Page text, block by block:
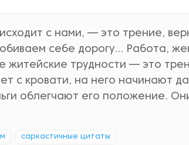
с нами, — это трение,
себе дорогу… Работа,
житейские трудности — это
с кровати, на него начинают
облегчают его положение.
саркастичные цитаты